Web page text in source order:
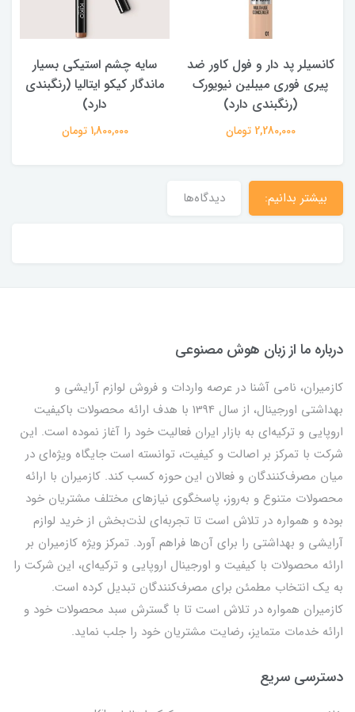
کانسیلر پد دار و فول کاور ضد
پیری فوری میبلین نیویورک
(رنگبندی دارد)
2,280,000 تومان
سایه چشم استیکی بسیار
ماندگار کیکو ایتالیا (رنگبندی
دارد)
1,800,000 تومان
بیشتر بدانیم: دیدگاه‌ها
درباره ما از زبان هوش مصنوعی
کازمیران، نامی آشنا در عرصه واردات و فروش لوازم آرایشی و
بهداشتی اورجینال، از سال 1394 با هدف ارائه محصولات باکیفیت
اروپایی و ترکیه‌ای به بازار ایران فعالیت خود را آغاز نموده است. این
شرکت با تمرکز بر اصالت و کیفیت، توانسته است جایگاه ویژه‌ای در
میان مصرف‌کنندگان و فعالان این حوزه کسب کند. کازمیران با ارائه
محصولات متنوع و به‌روز، پاسخگوی نیازهای مختلف مشتریان خود
بوده و همواره در تلاش است تا تجربه‌ای لذت‌بخش از خرید لوازم
آرایشی و بهداشتی را برای آن‌ها فراهم آورد. تمرکز ویژه کازمیران بر
ارائه محصولات با کیفیت و اورجینال اروپایی و ترکیه‌ای، این شرکت را
به یک انتخاب مطمئن برای مصرف‌کنندگان تبدیل کرده است.
کازمیران همواره در تلاش است تا با گسترش سبد محصولات خود و
ارائه خدمات متمایز، رضایت مشتریان خود را جلب نماید.
دسترسی سریع